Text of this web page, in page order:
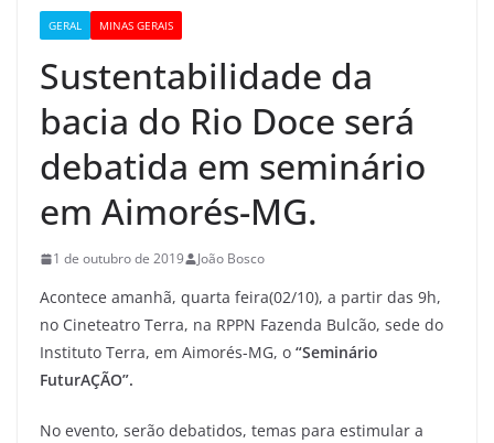
GERAL MINAS GERAIS
Sustentabilidade da
bacia do Rio Doce será
debatida em seminário
em Aimorés-MG.
1 de outubro de 2019 João Bosco
Acontece amanhã, quarta feira(02/10), a partir das 9h,
no Cineteatro Terra, na RPPN Fazenda Bulcão, sede do
Instituto Terra, em Aimorés-MG, o “Seminário
FuturAÇÃO”.
No evento, serão debatidos, temas para estimular a